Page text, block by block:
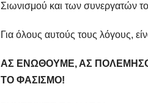
Σιωνισμού και των συνεργατών
Για όλους αυτούς τους λόγους,
ΑΣ ΕΝΩΘΟΥΜΕ, ΑΣ
ΤΟ ΦΑΣΙΣΜΟ!